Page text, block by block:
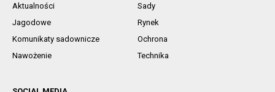
Aktualności
Sady
Jagodowe
Rynek
Komunikaty sadownicze
Ochrona
Nawożenie
Technika